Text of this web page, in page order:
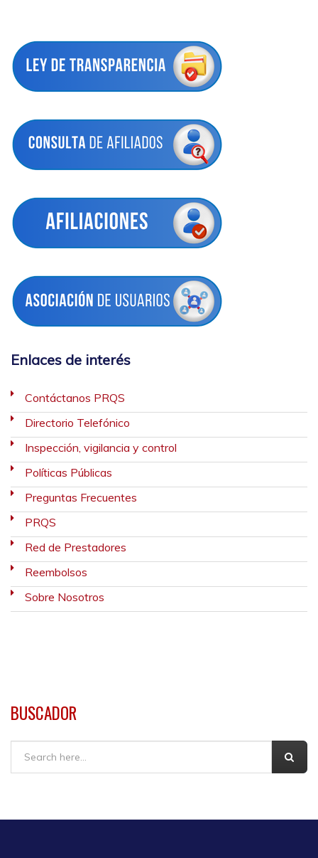
Enlaces de interés
Contáctanos PRQS
Directorio Telefónico
Inspección, vigilancia y control
Políticas Públicas
Preguntas Frecuentes
PRQS
Red de Prestadores
Reembolsos
Sobre Nosotros
BUSCADOR
Buscar